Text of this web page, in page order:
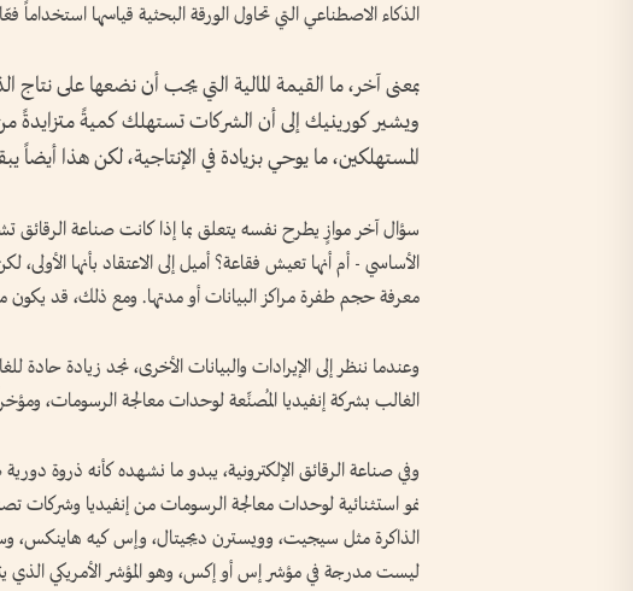
الذكاء الاصطناعي التي تحاول الورقة البحثية قياسها استخداماً
بمعنى آخر، ما القيمة المالية التي يجب أن نضعها على
ويشير كورينيك إلى أن الشركات تستهلك كميةً
المستهلكين، ما يوحي بزيادة في الإنتاجية، لكن هذا أيضاً
سؤال آخر موازٍ يطرح نفسه يتعلق بما إذا كانت صناعة الرقائق
الأساسي - أم أنها تعيش فقاعة؟ أميل إلى الاعتقاد بأنها
معرفة حجم طفرة مراكز البيانات أو مدتها. ومع ذلك، قد يكون
الغالب بشركة إنفيديا المُصنِّعة لوحدات معالجة الرسومات،
وفي صناعة الرقائق الإلكترونية، يبدو ما نشهده كأنه ذروة
نمو استثنائية لوحدات معالجة الرسومات من إنفيديا وشركات
الذاكرة مثل سيجيت، وويسترن ديجيتال، وإس كيه هاينكس،